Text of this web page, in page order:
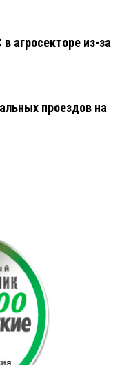
агросекторе из-за
проездов на